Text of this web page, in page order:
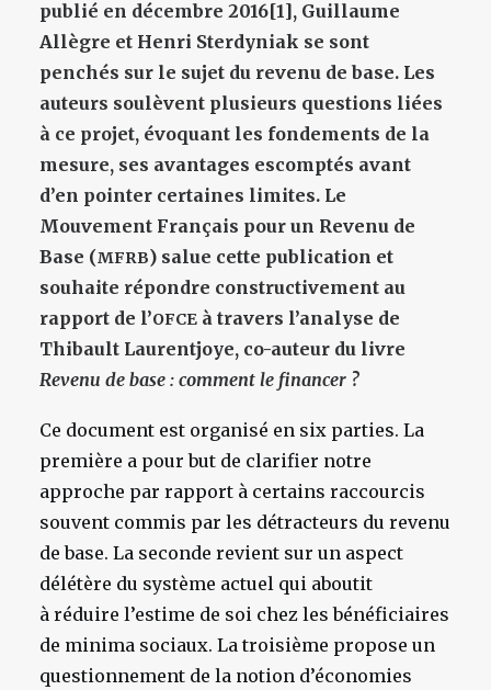
publié en décembre 2016[1], Guillaume
Allègre et Henri Sterdyniak se sont
penchés sur le sujet du revenu de base. Les
auteurs soulèvent plusieurs questions liées
à ce projet, évoquant les fondements de la
mesure, ses avantages escomptés avant
d’en pointer certaines limites. Le
Mouvement Français pour un Revenu de
Base (MFRB) salue cette publication et
souhaite répondre constructivement au
rapport de l’OFCE à travers l’analyse de
Thibault Laurentjoye, co-auteur du livre
Revenu de base : comment le financer ?
Ce document est organisé en six parties. La
première a pour but de clarifier notre
approche par rapport à certains raccourcis
souvent commis par les détracteurs du revenu
de base. La seconde revient sur un aspect
délétère du système actuel qui aboutit
à réduire l’estime de soi chez les bénéficiaires
de minima sociaux. La troisième propose un
questionnement de la notion d’économies